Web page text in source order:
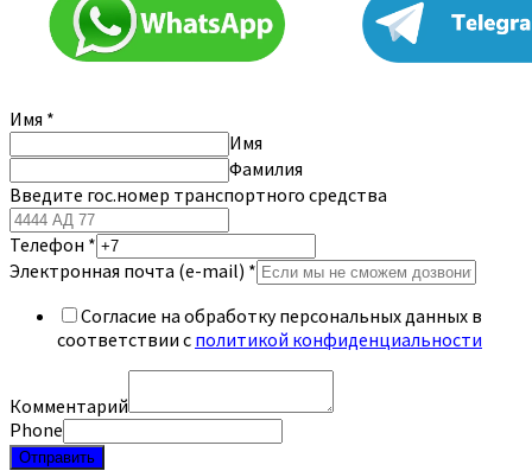
Имя *
Имя
Фамилия
Введите гос.номер транспортного средства
Телефон *
Электронная почта (e-mail) *
Согласие на обработку персональных данных в
соответствии с политикой конфиденциальности
Комментарий
Phone
Отправить